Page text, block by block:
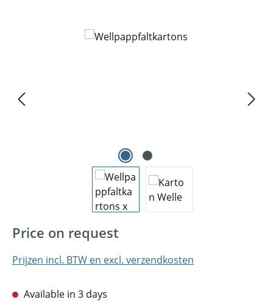
Afbeeldingengalerij overslaan
Price on request
Prijzen incl. BTW en excl. verzendkosten
Available in 3 days